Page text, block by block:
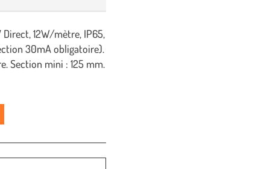
12W/mètre, IP65,
30mA obligatoire).
Section mini : 125 mm.